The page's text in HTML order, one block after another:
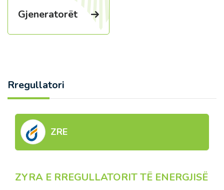
Gjeneratorët
Rregullatori
ZRE
ZYRA E RREGULLATORIT TË ENERGJISË